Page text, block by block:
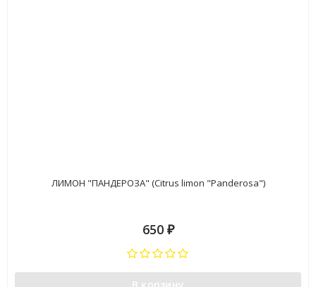
ЛИМОН "ПАНДЕРОЗА" (Citrus limon "Panderosa")
650 ₽